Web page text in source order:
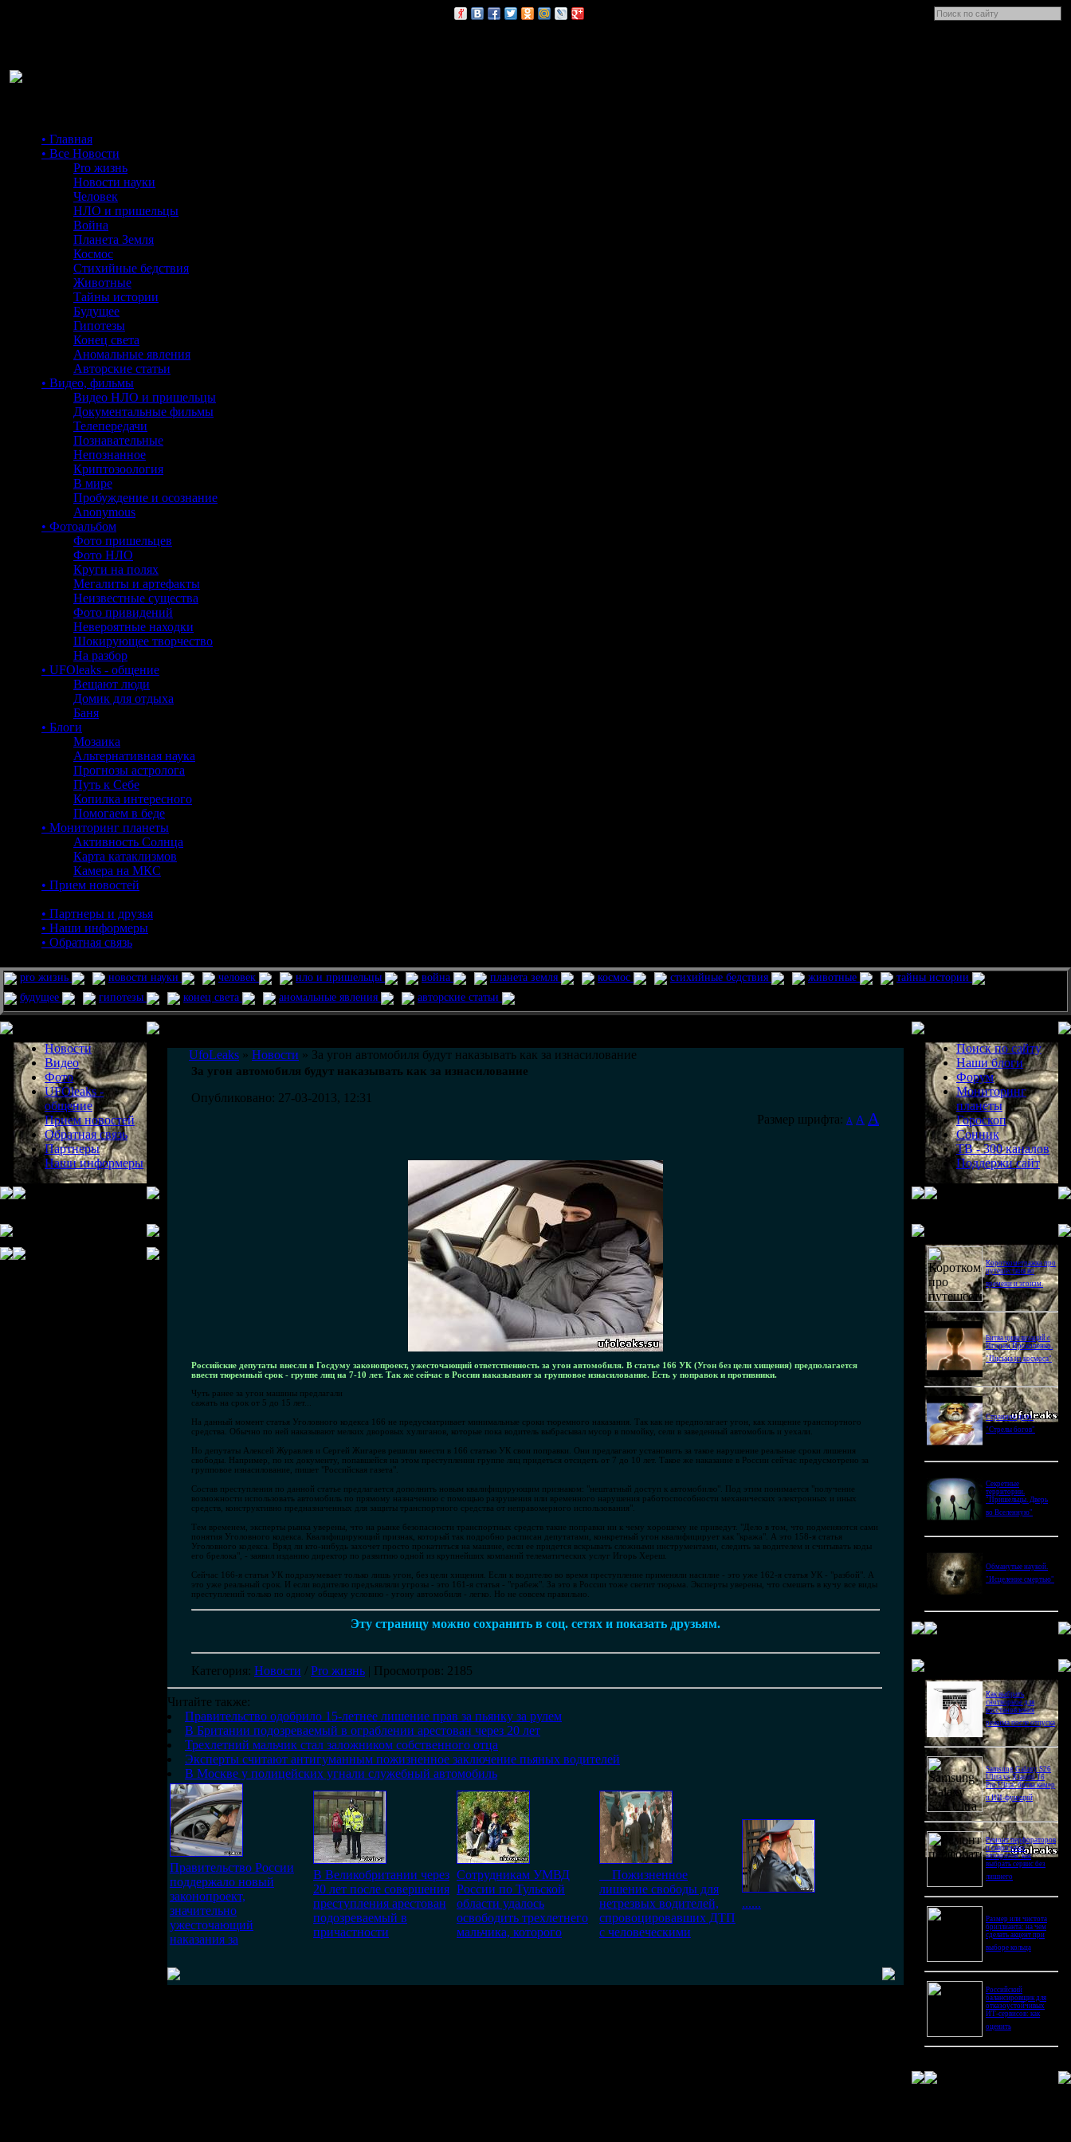
• Главная
• Все Новости
Pro жизнь
Новости науки
Человек
НЛО и пришельцы
Война
Планета Земля
Космос
Стихийные бедствия
Животные
Тайны истории
Будущее
Гипотезы
Конец света
Аномальные явления
Авторские статьи
• Видео, фильмы
Видео НЛО и пришельцы
Документальные фильмы
Телепередачи
Познавательные
Непознанное
Криптозоология
В мире
Пробуждение и осознание
Anonymous
• Фотоальбом
Фото пришельцев
Фото НЛО
Круги на полях
Мегалиты и артефакты
Неизвестные существа
Фото привидений
Невероятные находки
Шокирующее творчество
На разбор
• UFOleaks - общение
Вещают люди
Домик для отдыха
Баня
• Блоги
Мозаика
Альтернативная наука
Прогнозы астролога
Путь к Себе
Копилка интересного
Помогаем в беде
• Мониторинг планеты
Активность Солнца
Карта катаклизмов
Камера на МКС
• Прием новостей
• Партнеры и друзья
• Наши информеры
• Обратная связь
pro жизнь новости науки человек нло и пришельцы война планета земля космос стихийные бедствия животные
тайны истории
будущее
гипотезы конец света аномальные явления авторские статьи
Новости
Видео
Фото
UFOleaks -
общение
Прием новостей
Обратная связь
Партнеры
Наши информеры
UfoLeaks » Новости » За угон автомобиля будут наказывать как за изнасилование
За угон автомобиля будут наказывать как за изнасилование
Опубликовано: 27-03-2013, 12:31
Размер шрифта: A A A
Российские депутаты внесли в Госдуму законопроект, ужесточающий ответственность за угон автомобиля. В статье 166 УК (Угон без цели хищения) предполагается
ввести тюремный срок - группе лиц на 7-10 лет. Так же сейчас в России наказывают за групповое изнасилование. Есть у поправок и противники.
Чуть ранее за угон машины предлагали
сажать на срок от 5 до 15 лет...
На данный момент статья Уголовного кодекса 166 не предусматривает минимальные сроки тюремного наказания. Так как не предполагает угон, как хищение транспортного
средства. Обычно по ней наказывают мелких дворовых хулиганов, которые пока водитель выбрасывал мусор в помойку, сели в заведенный автомобиль и уехали.
Но депутаты Алексей Журавлев и Сергей Жигарев решили внести в 166 статью УК свои поправки. Они предлагают установить за такое нарушение реальные сроки лишения
свободы. Например, по их документу, попавшейся на этом преступлении группе лиц придеться отсидеть от 7 до 10 лет. Такое же наказание в России сейчас предусмотрено за
групповое изнасилование, пишет "Российская газета".
Состав преступления по данной статье предлагается дополнить новым квалифицирующим признаком: "нештатный доступ к автомобилю". Под этим понимается "получение
возможности использовать автомобиль по прямому назначению с помощью разрушения или временного нарушения работоспособности механических электронных и иных
средств, конструктивно предназначенных для защиты транспортного средства от неправомерного использования".
Тем временем, эксперты рынка уверены, что на рынке безопасности транспортных средств такие поправки ни к чему хорошему не приведут. "Дело в том, что подменяются сами
понятия Уголовного кодекса. Квалифицирующий признак, который так подробно расписан депутатами, конкретный угон квалифицирует как "кража". А это 158-я статья
Уголовного кодекса. Вряд ли кто-нибудь захочет просто прокатиться на машине, если ее придется вскрывать сложными инструментами, следить за водителем и считывать коды
его брелока", - заявил изданию директор по развитию одной из крупнейших компаний телематических услуг Игорь Хереш.
Сейчас 166-я статья УК подразумевает только лишь угон, без цели хищения. Если к водителю во время преступление применяли насилие - это уже 162-я статья УК - "разбой". А
это уже реальный срок. И если водителю предъявляли угрозы - это 161-я статья - "грабеж". За это в России тоже светит тюрьма. Эксперты уверены, что смешать в кучу все виды
преступлений только по одному общему условию - угону автомобиля - легко. Но не совсем правильно.
Эту страницу можно сохранить в соц. сетях и показать друзьям.
Категория: Новости / Pro жизнь | Просмотров: 2185
Читайте также:
Правительство одобрило 15-летнее лишение прав за пьянку за рулем
В Британии подозреваемый в ограблении арестован через 20 лет
Трехлетний мальчик стал заложником собственного отца
Эксперты считают антигуманным пожизненное заключение пьяных водителей
В Москве у полицейских угнали служебный автомобиль
Правительство России
поддержало новый
законопроект,
значительно
ужесточающий
наказания за
В Великобритании через
20 лет после совершения
преступления арестован
подозреваемый в
причастности
Сотрудникам УМВД
России по Тульской
области удалось
освободить трехлетнего
мальчика, которого
Пожизненное
лишение свободы для
нетрезвых водителей,
спровоцировавших ДТП
с человеческими
......
Поиск по сайту
Наши блоги
Форум
Мониторинг
планеты
Гороскоп
Сонник
ТВ - 300 каналов
Поддержи сайт
Короткометражка про
путешествия во
времени и эгоизм.
Битва цивилизаций с
Игорем Прокопенко.
"Письма из космоса"
Странное дело.
"Стрелы богов"
Секретные
территории.
"Пришельцы. Дверь
во Вселенную"
Обманутые наукой.
"Исцеление смертью"
Как выбрать
снотворное для
восстановления
режима после отпуска
Samsung Galaxy S26
Ultra vs Xiaomi 16
Pro Ultra: битва камер
и ИИ-функций
Ремонт перфораторов
и сварочных
аппаратов: как
выбрать сервис без
лишнего
Размер или чистота
бриллианта: на чем
сделать акцент при
выборе кольца
Российский
балансировщик для
отказоустойчивых
ИТ-сервисов: как
оценить